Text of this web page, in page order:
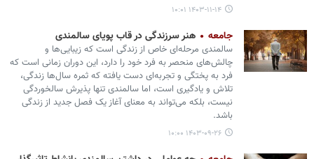
۱۴۰۳-۱۱-۱۴ ۱۰:۰۱
جامعه هنر سرزندگی در قاب پویای سالمندی
سالمندی مرحله‌ای خاص از زندگی است که زیبایی‌ها و
چالش‌های منحصر به فرد خود را دارد، این دوران زمانی است که
فرد به پختگی و تجربه‌ای دست یافته که ثمره سال‌ها زندگی،
تلاش و یادگیری است، اما سالمندی تنها پذیرش سالخوردگی
نیست، بلکه می‌تواند به معنای آغاز یک فصل جدید از زندگی
باشد.
۱۴۰۳-۰۹-۲۶ ۱۰:۰۰